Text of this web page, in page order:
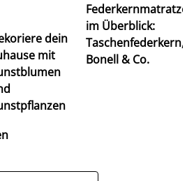
dein
mit
im Überblick:
Taschenfederkern,
Bonell & Co.